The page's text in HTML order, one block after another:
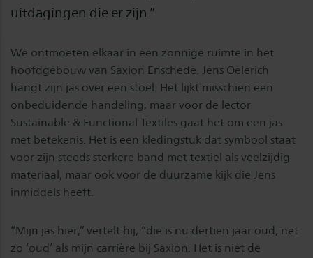
uitdagingen die er zijn.”
We ontmoeten elkaar in een zonnige ruimte in het
hoofdgebouw van Saxion Enschede. Jens Oelerich
hangt zijn jas over een stoel. Het lijkt misschien een
onbeduidende handeling, maar voor de lector
Sustainable & Functional Textiles gaat het om een jas
met betekenis. Het is een kledingstuk dat symbool staat
voor zijn steeds sterkere band met textiel als veelzijdig
materiaal, maar ook voor de duurzame kijk die Jens
inmiddels heeft.
“Mijn jas hier,” vertelt hij, “die is nu dertien jaar oud, net
zo ‘oud’ als mijn carrière bij Saxion. Het is niet de